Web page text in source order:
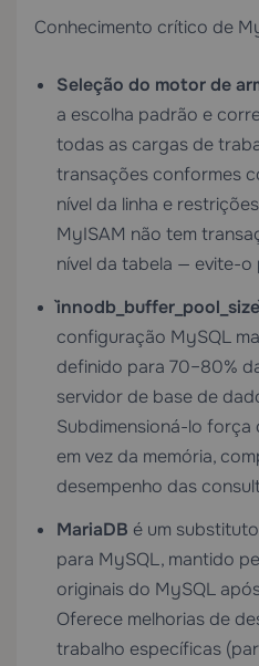
Conhecimento crítico de
Seleção do motor de
a escolha padrão e
todas as cargas de
transações conformes
nível da linha e
MyISAM não tem
nível da tabela — evite-o
`innodb_buffer_pool_size`
configuração MySQL
definido para 70–80%
servidor de base de
Subdimensioná-lo força
em vez da memória,
desempenho das
MariaDB é um
para MySQL, mantido
originais do MySQL
Oferece melhorias de
trabalho específicas